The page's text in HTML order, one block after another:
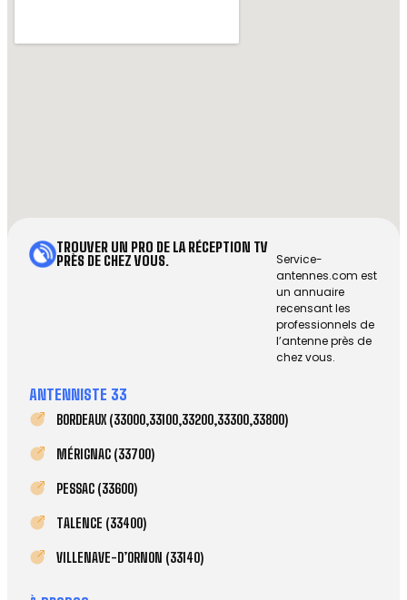
TROUVER UN PRO DE LA RÉCEPTION TV
PRÈS DE CHEZ VOUS.
Service-
antennes.com est
un annuaire
recensant les
professionnels de
l’antenne près de
chez vous.
ANTENNISTE 33
BORDEAUX (33000,33100,33200,33300,33800)
MÉRIGNAC (33700)
PESSAC (33600)
TALENCE (33400)
VILLENAVE-D’ORNON (33140)